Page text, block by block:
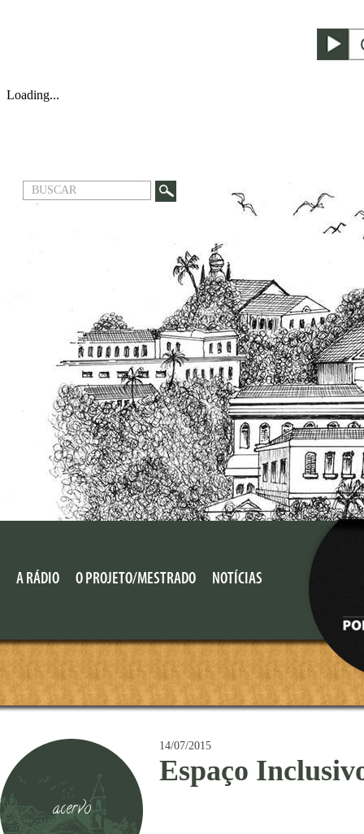
A RÁDIO O PROJETO/MESTRADO NOTÍCIAS
acervo
14/07/2015
Espaço